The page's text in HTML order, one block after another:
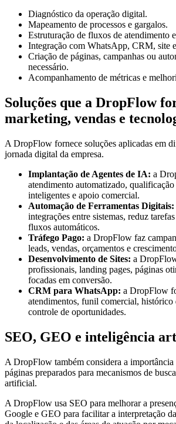
Diagnóstico da operação digital.
Mapeamento de processos e gargalos.
Estruturação de fluxos de atendimento
Integração com WhatsApp, CRM, site
Criação de páginas, campanhas ou
necessário.
Acompanhamento de métricas e
Soluções que a DropFlow
marketing, vendas e
A DropFlow fornece soluções aplicadas em
jornada digital da empresa.
Implantação de Agentes de IA: a
atendimento automatizado, qualificação
inteligentes e apoio comercial.
Automação de Ferramentas Digitais:
integrações entre sistemas, reduz
fluxos automáticos.
Tráfego Pago: a DropFlow faz
leads, vendas, orçamentos e
Desenvolvimento de Sites: a
profissionais, landing pages, páginas
focadas em conversão.
CRM para WhatsApp: a DropFlow
atendimentos, funil comercial, histórico
controle de oportunidades.
SEO, GEO e inteligência
A DropFlow também considera a importância
páginas preparados para mecanismos de
artificial.
A DropFlow usa SEO para melhorar a
Google e GEO para facilitar a interpretação